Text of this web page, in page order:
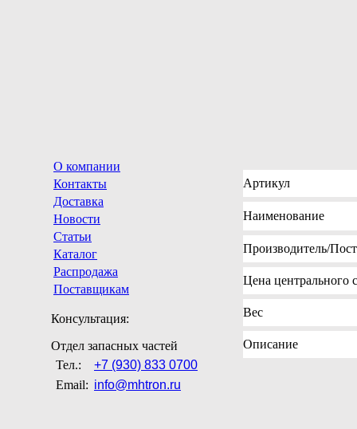
О компании
Контакты
Доставка
Новости
Статьи
Каталог
Распродажа
Поставщикам
Консультация:
Отдел запасных частей
Тел.:
+7 (930) 833 0700
Email: info@mhtron.ru
Артикул
Наименование
Производитель/
Цена центрального
Вес
Описание